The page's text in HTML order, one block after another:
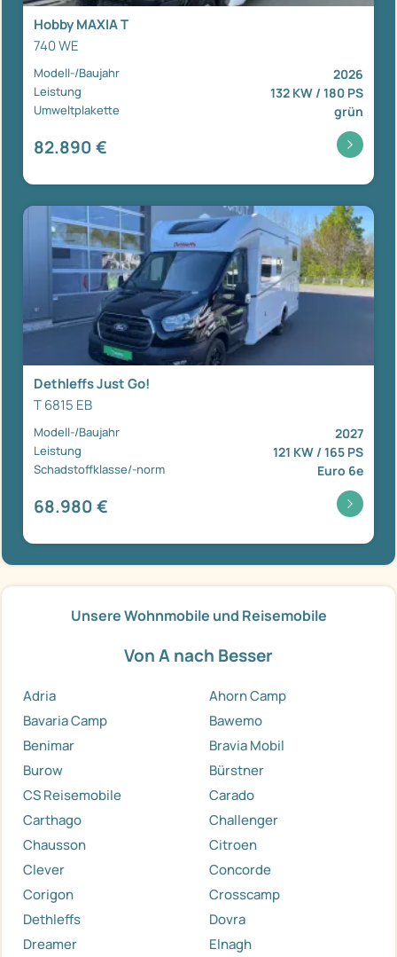
Hobby MAXIA T
740 WE
Modell-/Baujahr 2026
Leistung 132 KW / 180 PS
Umweltplakette grün
82.890 €
Dethleffs Just Go!
T 6815 EB
Modell-/Baujahr 2027
Leistung 121 KW / 165 PS
Schadstoffklasse/-norm Euro 6e
68.980 €
Unsere Wohnmobile und Reisemobile
Von A nach Besser
Adria
Ahorn Camp
Bavaria Camp
Bawemo
Benimar
Bravia Mobil
Burow
Bürstner
CS Reisemobile
Carado
Carthago
Challenger
Chausson
Citroen
Clever
Concorde
Corigon
Crosscamp
Dethleffs
Dovra
Dreamer
Elnagh